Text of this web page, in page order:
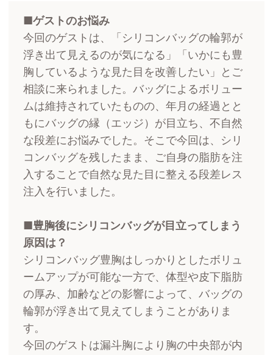
■ゲストのお悩み
今回のゲストは、「シリコンバッグの輪郭が
浮き出て見えるのが気になる」「いかにも豊
胸しているような見た目を改善したい」とご
相談に来られました。バッグによるボリュー
ムは維持されていたものの、年月の経過とと
もにバッグの縁（エッジ）が目立ち、不自然
な段差にお悩みでした。そこで今回は、シリ
コンバッグを残したまま、ご自身の脂肪を注
入することで自然な見た目に整える段差レス
注入を行いました。
■豊胸後にシリコンバッグが目立ってしまう
原因は？
シリコンバッグ豊胸はしっかりとしたボリュ
ームアップが可能な一方で、体型や皮下脂肪
の厚み、加齢などの影響によって、バッグの
輪郭が浮き出て見えてしまうことがありま
す。
今回のゲストは漏斗胸により胸の中央部が内